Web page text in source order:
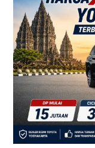
Harga
Toyota
Avanza
Yogyakarta
–
Promo
DP
Ringan
&